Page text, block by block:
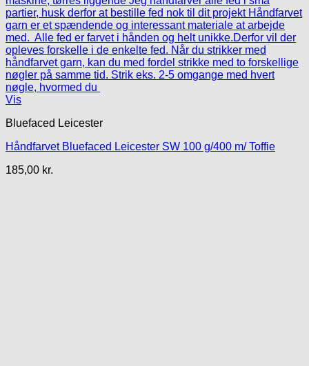
Vis
Bluefaced Leicester
Håndfarvet Bluefaced Leicester SW 100 g/400 m/ Toffie
185,00 kr.